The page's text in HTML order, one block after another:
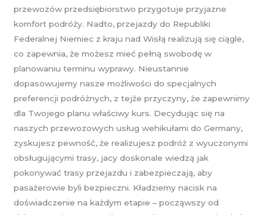
przewozów przedsiębiorstwo przygotuje przyjazne
komfort podróży. Nadto, przejazdy do Republiki
Federalnej Niemiec z kraju nad Wisłą realizują się ciągle,
co zapewnia, że możesz mieć pełną swobodę w
planowaniu terminu wyprawy. Nieustannie
dopasowujemy nasze możliwości do specjalnych
preferencji podróżnych, z tejże przyczyny, że zapewnimy
dla Twojego planu właściwy kurs. Decydując się na
naszych przewozowych usług wehikułami do Germany,
zyskujesz pewność, że realizujesz podróż z wyuczonymi
obsługującymi trasy, jacy doskonale wiedzą jak
pokonywać trasy przejazdu i zabezpieczają, aby
pasażerowie byli bezpieczni. Kładziemy nacisk na
doświadczenie na każdym etapie – począwszy od